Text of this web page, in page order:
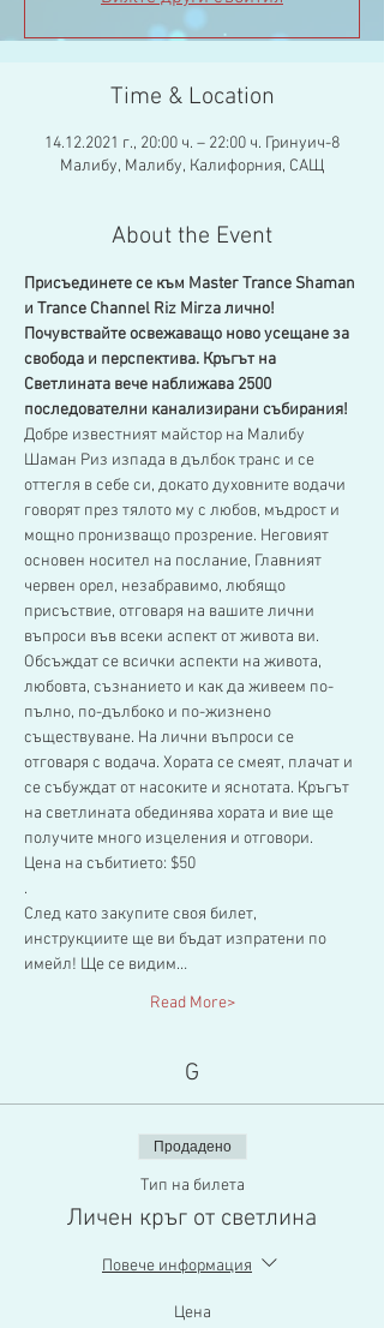
Time & Location
14.12.2021 г., 20:00 ч. – 22:00 ч. Гринуич-8
Малибу, Малибу, Калифорния, САЩ
About the Event
Присъединете се към Master Trance Shaman
и Trance Channel Riz Mirza лично!
Почувствайте освежаващо ново усещане за
свобода и перспектива. Кръгът на
Светлината вече наближава 2500
последователни канализирани събирания!
Добре известният майстор на Малибу
Шаман Риз изпада в дълбок транс и се
оттегля в себе си, докато духовните водачи
говорят през тялото му с любов, мъдрост и
мощно пронизващо прозрение. Неговият
основен носител на послание, Главният
червен орел, незабравимо, любящо
присъствие, отговаря на вашите лични
въпроси във всеки аспект от живота ви.
Обсъждат се всички аспекти на живота,
любовта, съзнанието и как да живеем по-
пълно, по-дълбоко и по-жизнено
съществуване. На лични въпроси се
отговаря с водача. Хората се смеят, плачат и
се събуждат от насоките и яснотата. Кръгът
на светлината обединява хората и вие ще
получите много изцеления и отговори.
Цена на събитието: $50
.
След като закупите своя билет,
инструкциите ще ви бъдат изпратени по
имейл! Ще се видим…
Read More>
G
Продадено
Тип на билета
Личен кръг от светлина
Повече информация
Цена